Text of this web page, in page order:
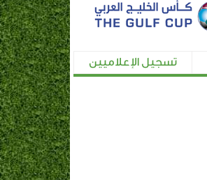
تسجيل الإعلاميين